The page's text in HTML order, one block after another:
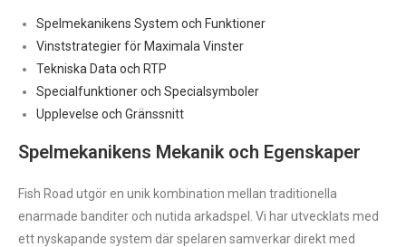
Spelmekanikens System och Funktioner
Vinststrategier för Maximala Vinster
Tekniska Data och RTP
Specialfunktioner och Specialsymboler
Upplevelse och Gränssnitt
Spelmekanikens Mekanik och Egenskaper
Fish Road utgör en unik kombination mellan traditionella
enarmade banditer och nutida arkadspel. Vi har utvecklats med
ett nyskapande system där spelaren samverkar direkt med